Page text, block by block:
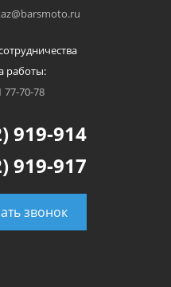
работы:
77-70-78
919-914
919-917
звонок